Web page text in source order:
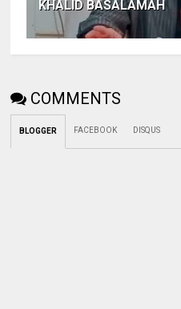
KHALID BASALAMAH
COMMENTS
BLOGGER FACEBOOK DISQUS